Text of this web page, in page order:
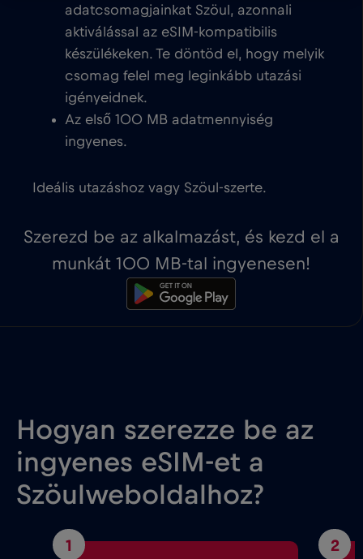
adatcsomagjainkat Szöul, azonnali
aktiválással az eSIM-kompatibilis
készülékeken. Te döntöd el, hogy melyik
csomag felel meg leginkább utazási
igényeidnek.
Az első 100 MB adatmennyiség
ingyenes.
Ideális utazáshoz vagy Szöul-szerte.
Szerezd be az alkalmazást, és kezd el a
munkát 100 MB-tal ingyenesen!
Hogyan szerezze be az
ingyenes eSIM-et a
Szöulweboldalhoz?
1 2